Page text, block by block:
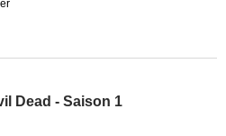
Dead - Saison 1